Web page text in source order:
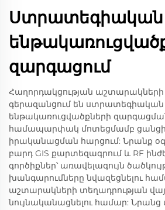
Ստրատեգիական
զարգացում
Հաղորդակցության աշտարակների
գերազանցում են ստրատեգիական
ենթակառուցվածքների
համապարփակ մոտեցմամբ
իրականացման հարցում: Նրանք
բարդ GIS քարտեզագրում և RF
գործիքներ՝ առավելագույն
խանգարումները նվազեցնելու
աշտարակների տեղադրության
նույնականացնելու համար: Նրանց